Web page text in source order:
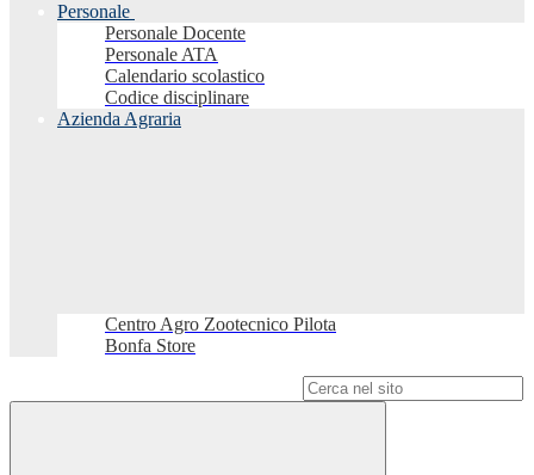
Personale
Personale Docente
Personale ATA
Calendario scolastico
Codice disciplinare
Azienda Agraria
Centro Agro Zootecnico Pilota
Bonfa Store